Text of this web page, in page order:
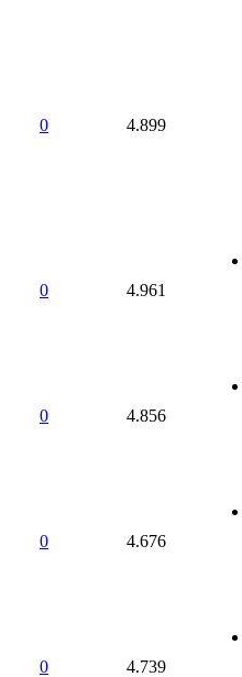
0 4.899
0 4.961
0 4.856
0 4.676
0 4.739